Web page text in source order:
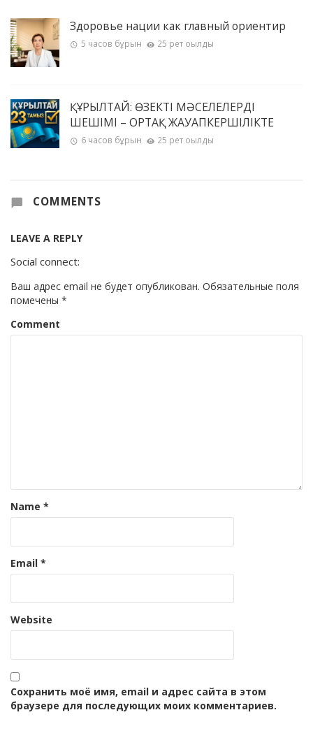
Здоровье нации как главный ориентир
5 часов бұрын 25 рет оқылды
ҚҰРЫЛТАЙ: ӨЗЕКТІ МӘСЕЛЕЛЕРДІҢ
ШЕШІМІ – ОРТАҚ ЖАУАПКЕРШІЛІКТЕ
6 часов бұрын 25 рет оқылды
COMMENTS
LEAVE A REPLY
Social connect:
Ваш адрес email не будет опубликован. Обязательные поля
помечены *
Comment
Name *
Email *
Website
Сохранить моё имя, email и адрес сайта в этом
браузере для последующих моих комментариев.